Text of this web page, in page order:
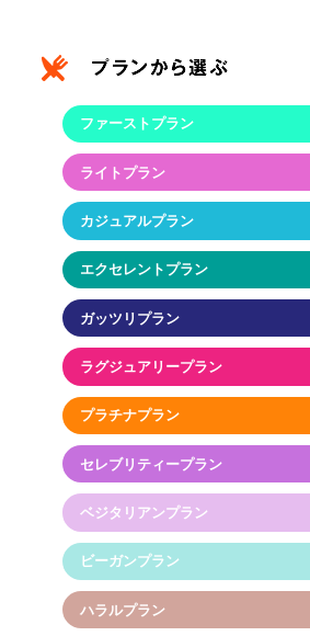
ファーストプラン
ライトプラン
カジュアルプラン
エクセレントプラン
ガッツリプラン
ラグジュアリープラン
プラチナプラン
セレブリティープラン
ベジタリアンプラン
ビーガンプラン
ハラルプラン